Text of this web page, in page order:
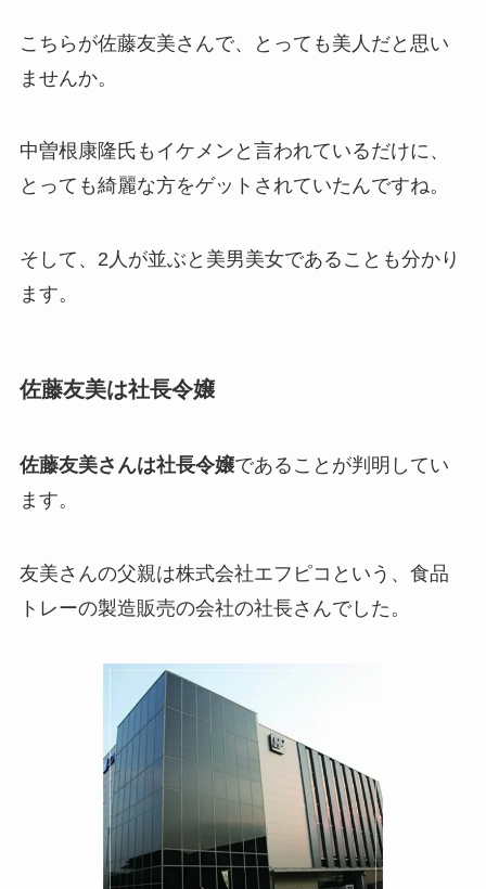
こちらが佐藤友美さんで、とっても美人だと思い
ませんか。
中曽根康隆氏もイケメンと言われているだけに、
とっても綺麗な方をゲットされていたんですね。
そして、2人が並ぶと美男美女であることも分かり
ます。
佐藤友美は社長令嬢
佐藤友美さんは社長令嬢であることが判明してい
ます。
友美さんの父親は株式会社エフピコという、食品
トレーの製造販売の会社の社長さんでした。